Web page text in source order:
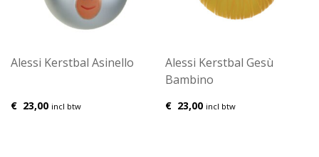
Alessi Kerstbal Asinello
€ 23,00 incl btw
Alessi Kerstbal Gesù
Bambino
€ 23,00 incl btw